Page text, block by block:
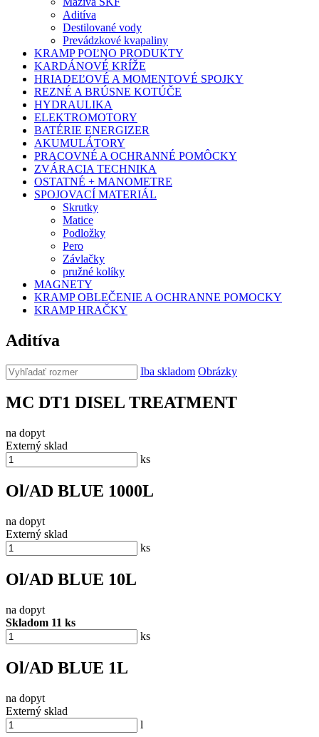
Aditíva
Destilované vody
Prevádzkové kvapaliny
KRAMP POĽNO PRODUKTY
KARDÁNOVÉ KRÍŽE
HRIADEĽOVÉ A MOMENTOVÉ SPOJKY
REZNÉ A BRÚSNE KOTÚČE
HYDRAULIKA
ELEKTROMOTORY
BATÉRIE ENERGIZER
AKUMULÁTORY
PRACOVNÉ A OCHRANNÉ POMÔCKY
ZVÁRACIA TECHNIKA
OSTATNÉ + MANOMETRE
SPOJOVACÍ MATERIÁL
Skrutky
Matice
Podložky
Pero
Závlačky
pružné kolíky
MAGNETY
KRAMP OBLEČENIE A OCHRANNE POMOCKY
KRAMP HRAČKY
Aditíva
Iba skladom Obrázky
MC DT1 DISEL TREATMENT
na dopyt
Externý sklad
ks
Ol/AD BLUE 1000L
na dopyt
Externý sklad
ks
Ol/AD BLUE 10L
na dopyt
Skladom 11 ks
ks
Ol/AD BLUE 1L
na dopyt
Externý sklad
l